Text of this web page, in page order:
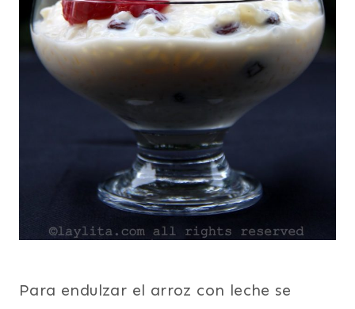
Para endulzar el arroz con leche se